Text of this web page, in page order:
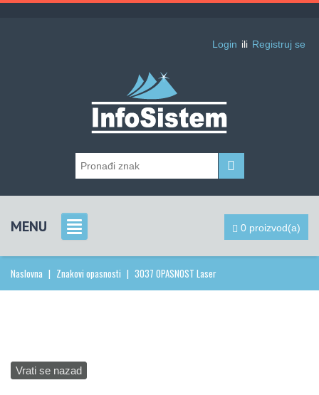
Login ili Registruj se
MENU 0 proizvod(a)
Naslovna | Znakovi opasnosti | 3037 OPASNOST Laser
Vrati se nazad